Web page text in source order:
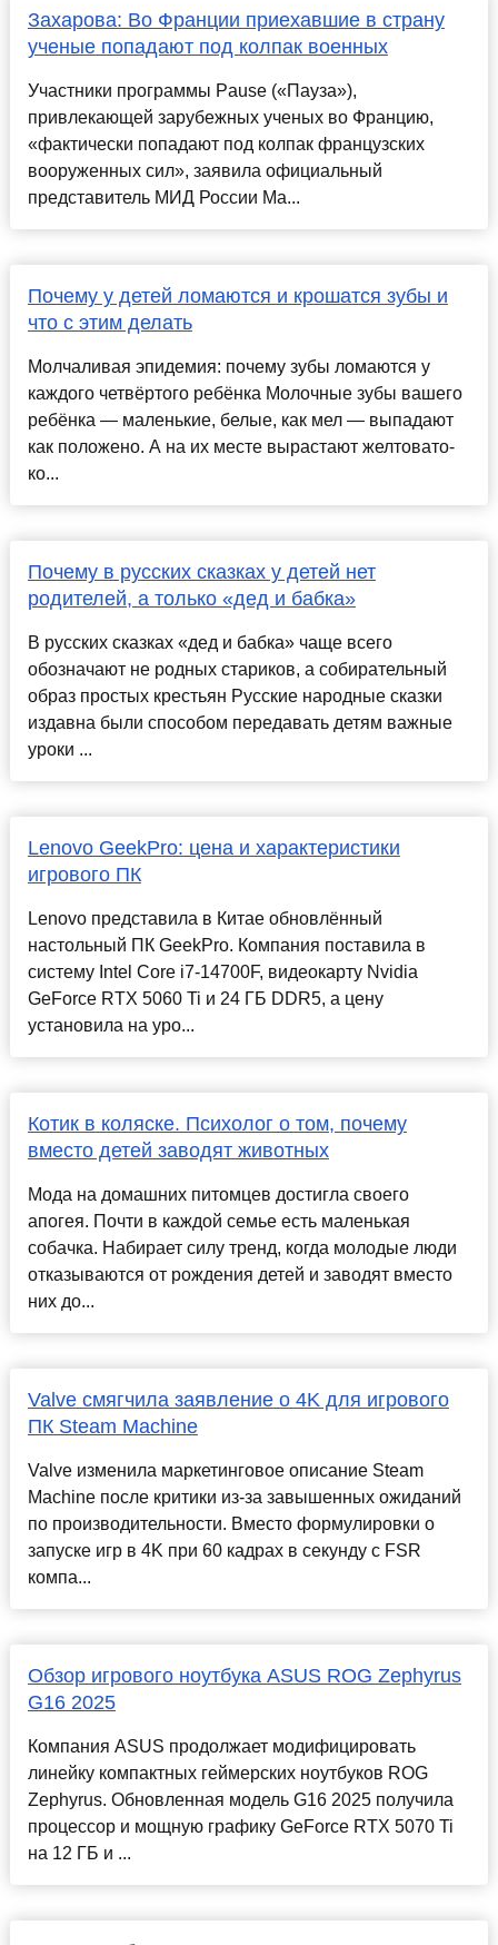
Захарова: Во Франции приехавшие в страну
ученые попадают под колпак военных
Участники программы Pause («Пауза»),
привлекающей зарубежных ученых во Францию,
«фактически попадают под колпак французских
вооруженных сил», заявила официальный
представитель МИД России Ма...
Почему у детей ломаются и крошатся зубы и
что с этим делать
Молчаливая эпидемия: почему зубы ломаются у
каждого четвёртого ребёнка Молочные зубы вашего
ребёнка — маленькие, белые, как мел — выпадают
как положено. А на их месте вырастают желтовато-
ко...
Почему в русских сказках у детей нет
родителей, а только «дед и бабка»
В русских сказках «дед и бабка» чаще всего
обозначают не родных стариков, а собирательный
образ простых крестьян Русские народные сказки
издавна были способом передавать детям важные
уроки ...
Lenovo GeekPro: цена и характеристики
игрового ПК
Lenovo представила в Китае обновлённый
настольный ПК GeekPro. Компания поставила в
систему Intel Core i7-14700F, видеокарту Nvidia
GeForce RTX 5060 Ti и 24 ГБ DDR5, а цену
установила на уро...
Котик в коляске. Психолог о том, почему
вместо детей заводят животных
Мода на домашних питомцев достигла своего
апогея. Почти в каждой семье есть маленькая
собачка. Набирает силу тренд, когда молодые люди
отказываются от рождения детей и заводят вместо
них до...
Valve смягчила заявление о 4K для игрового
ПК Steam Machine
Valve изменила маркетинговое описание Steam
Machine после критики из-за завышенных ожиданий
по производительности. Вместо формулировки о
запуске игр в 4K при 60 кадрах в секунду с FSR
компа...
Обзор игрового ноутбука ASUS ROG Zephyrus
G16 2025
Компания ASUS продолжает модифицировать
линейку компактных геймерских ноутбуков ROG
Zephyrus. Обновленная модель G16 2025 получила
процессор и мощную графику GeForce RTX 5070 Ti
на 12 ГБ и ...